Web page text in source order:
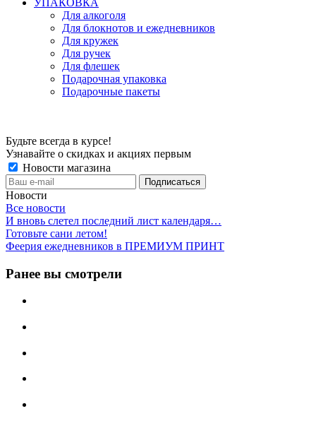
Для алкоголя
Для блокнотов и ежедневников
Для кружек
Для ручек
Для флешек
Подарочная упаковка
Подарочные пакеты
Будьте всегда в курсе!
Узнавайте о скидках и акциях первым
Новости магазина
Новости
Все новости
И вновь слетел последний лист календаря…
Готовьте сани летом!
Феерия ежедневников в ПРЕМИУМ ПРИНТ
Ранее вы смотрели